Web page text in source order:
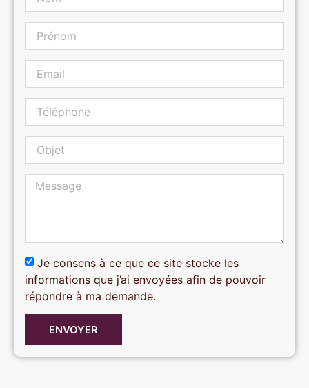
Je consens à ce que ce site stocke les
informations que j’ai envoyées afin de pouvoir
répondre à ma demande.
ENVOYER